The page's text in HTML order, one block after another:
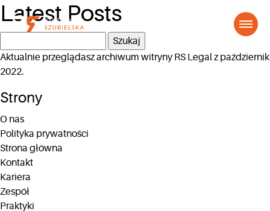
Latest Posts
Aktualnie przeglądasz archiwum witryny RS Legalz październik
2022.
Strony
O nas
Polityka prywatności
Strona główna
Kontakt
Kariera
Zespół
Praktyki